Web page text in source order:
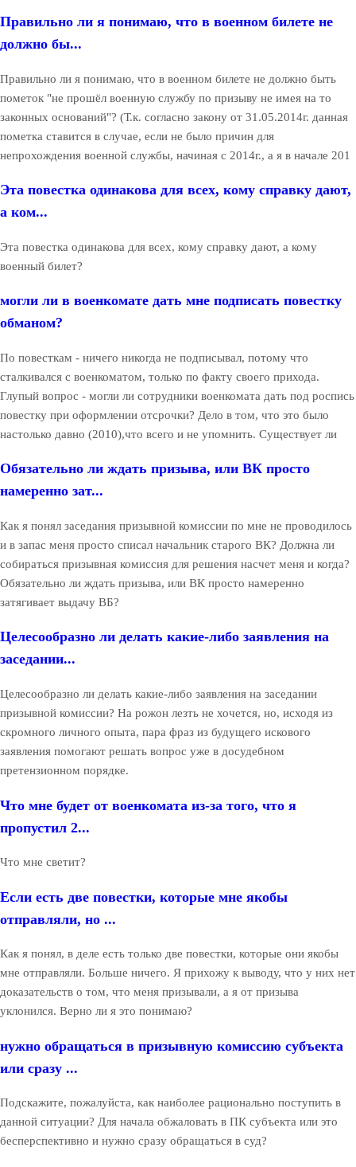
Правильно ли я понимаю, что в военном билете не
должно бы...
Правильно ли я понимаю, что в военном билете не должно быть
пометок "не прошёл военную службу по призыву не имея на то
законных оснований"? (Т.к. согласно закону от 31.05.2014г. данная
пометка ставится в случае, если не было причин для
непрохождения военной службы, начиная с 2014г., а я в начале 201
Эта повестка одинакова для всех, кому справку дают,
а ком...
Эта повестка одинакова для всех, кому справку дают, а кому
военный билет?
могли ли в военкомате дать мне подписать повестку
обманом?
По повесткам - ничего никогда не подписывал, потому что
сталкивался с военкоматом, только по факту своего прихода.
Глупый вопрос - могли ли сотрудники военкомата дать под роспись
повестку при оформлении отсрочки? Дело в том, что это было
настолько давно (2010),что всего и не упомнить. Существует ли
Обязательно ли ждать призыва, или ВК просто
намеренно зат...
Как я понял заседания призывной комиссии по мне не проводилось
и в запас меня просто списал начальник старого ВК? Должна ли
собираться призывная комиссия для решения насчет меня и когда?
Обязательно ли ждать призыва, или ВК просто намеренно
затягивает выдачу ВБ?
Целесообразно ли делать какие-либо заявления на
заседании...
Целесообразно ли делать какие-либо заявления на заседании
призывной комиссии? На рожон лезть не хочется, но, исходя из
скромного личного опыта, пара фраз из будущего искового
заявления помогают решать вопрос уже в досудебном
претензионном порядке.
Что мне будет от военкомата из-за того, что я
пропустил 2...
Что мне светит?
Если есть две повестки, которые мне якобы
отправляли, но ...
Как я понял, в деле есть только две повестки, которые они якобы
мне отправляли. Больше ничего. Я прихожу к выводу, что у них нет
доказательств о том, что меня призывали, а я от призыва
уклонился. Верно ли я это понимаю?
нужно обращаться в призывную комиссию субъекта
или сразу ...
Подскажите, пожалуйста, как наиболее рационально поступить в
данной ситуации? Для начала обжаловать в ПК субъекта или это
бесперспективно и нужно сразу обращаться в суд?